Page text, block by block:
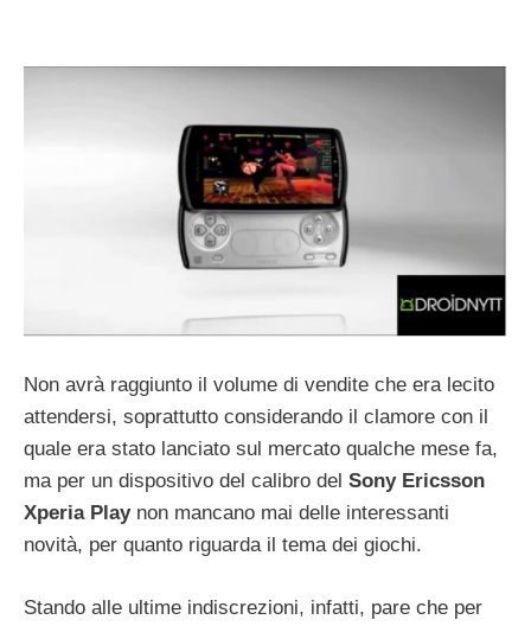
Non avrà raggiunto il volume di vendite che era lecito
attendersi, soprattutto considerando il clamore con il
quale era stato lanciato sul mercato qualche mese fa,
ma per un dispositivo del calibro del Sony Ericsson
Xperia Playnon mancano mai delle interessanti
novità, per quanto riguarda il tema dei giochi.
Stando alle ultime indiscrezioni, infatti, pare che per